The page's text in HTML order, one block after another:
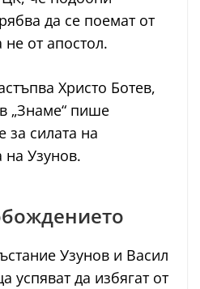
да се поемат от
от апостол.
Христо Ботев,
„Знаме“ пише
за силата на
на Узунов.
Узунов и Васил
успяват да избягат от